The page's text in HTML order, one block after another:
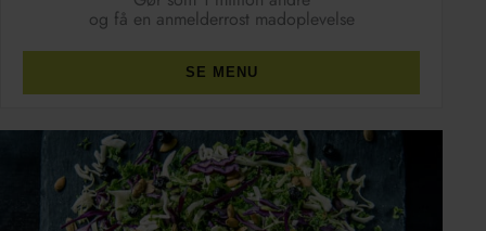
og få en anmelderrost madoplevelse
SE MENU